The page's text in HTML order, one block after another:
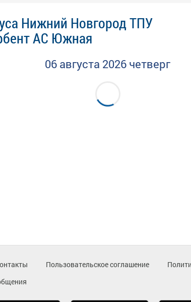
Нижний Новгород ТПУ
АС Южная
06 августа 2026 четверг
Пользовательское соглашение